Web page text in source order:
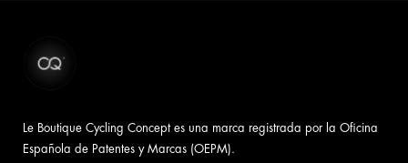
Le Boutique Cycling Concept es una marca registrada por la Oficina
Española de Patentes y Marcas (OEPM).